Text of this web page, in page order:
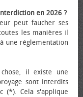
en 2026 ?
peut faucher ses
les manières il
une réglementation
il existe une
sont interdits
(*). Cela s'applique